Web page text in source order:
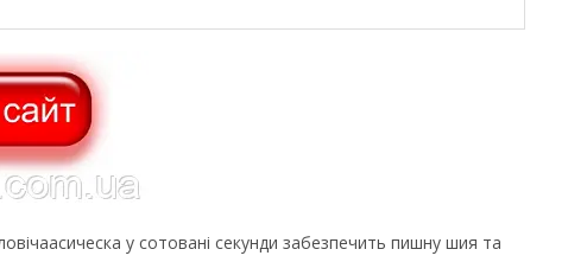
у сотовані ceкунди забезпечить пишну шия та